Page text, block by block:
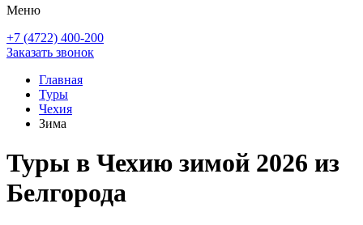
Меню
+7 (4722) 400-200
Заказать звонок
Главная
Туры
Чехия
Зима
Туры в Чехию зимой 2026 из
Белгорода